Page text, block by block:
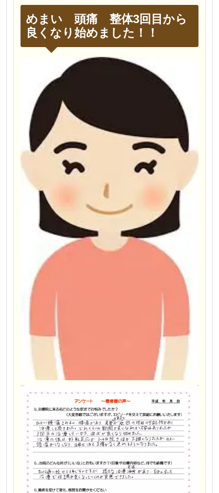
めまい 頭痛 整体3回目から
良くなり始めました！！